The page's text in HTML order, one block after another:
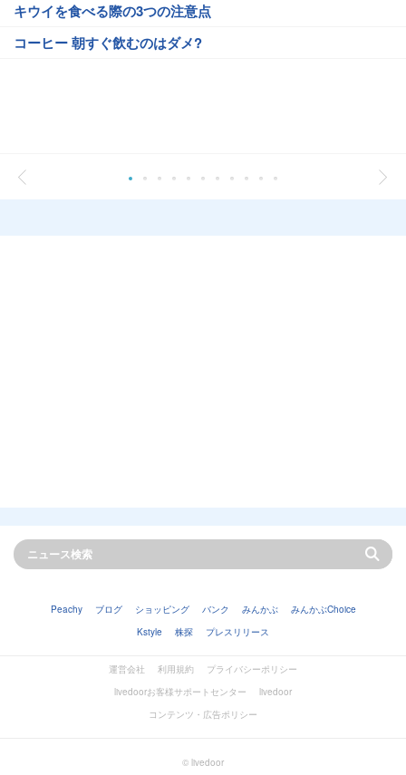
キウイを食べる際の3つの注意点
コーヒー 朝すぐ飲むのはダメ?
Peachy ブログ ショッピング バンク みんかぶ
みんかぶChoice
Kstyle
株探 プレスリリース
運営会社 利用規約
プライバシーポリシー
livedoorお客様サポートセンター
livedoor
コンテンツ・広告ポリシー
© livedoor